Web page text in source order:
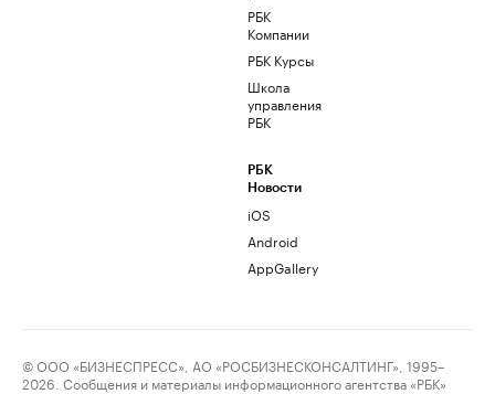
РБК
Компании
РБК Курсы
Школа
управления
РБК
РБК
Новости
iOS
Android
AppGallery
© ООО «БИЗНЕСПРЕСС», АО «РОСБИЗНЕСКОНСАЛТИНГ», 1995–
2026. Сообщения и материалы информационного агентства «РБК»